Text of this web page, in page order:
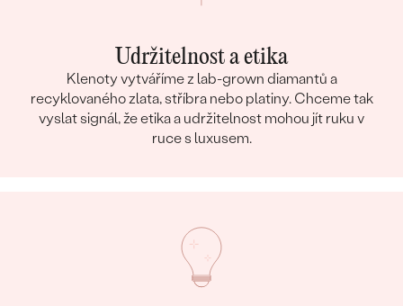
Udržitelnost a etika
Klenoty vytváříme z lab-grown diamantů a
recyklovaného zlata, stříbra nebo platiny. Chceme tak
vyslat signál, že etika a udržitelnost mohou jít ruku v
ruce s luxusem.